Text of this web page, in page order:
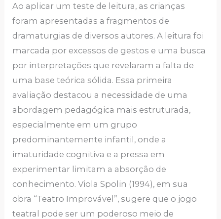
Ao aplicar um teste de leitura, as crianças
foram apresentadas a fragmentos de
dramaturgias de diversos autores. A leitura foi
marcada por excessos de gestos e uma busca
por interpretações que revelaram a falta de
uma base teórica sólida. Essa primeira
avaliação destacou a necessidade de uma
abordagem pedagógica mais estruturada,
especialmente em um grupo
predominantemente infantil, onde a
imaturidade cognitiva e a pressa em
experimentar limitam a absorção de
conhecimento. Viola Spolin (1994), em sua
obra “Teatro Improvável”, sugere que o jogo
teatral pode ser um poderoso meio de